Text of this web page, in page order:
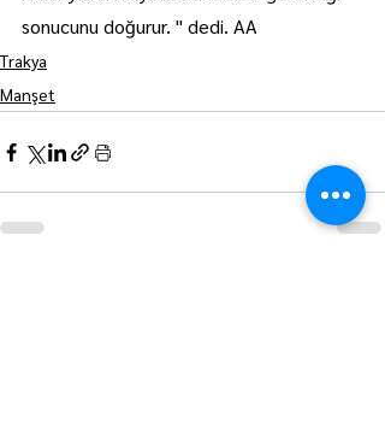
sonucunu doğurur. " dedi. AA
Trakya
Manşet